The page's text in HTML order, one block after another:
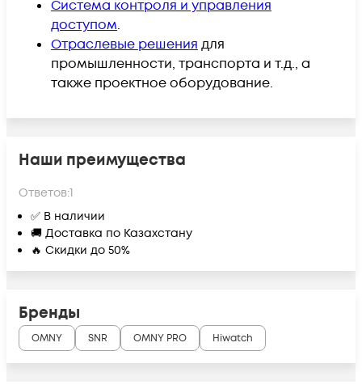
Система контроля и управления
доступом.
Отраслевые решения для
промышленности, транспорта и т.д., а
также проектное оборудование.
Наши преимущества
Ответов:1
✅ В наличии
🚚 Доставка по Казахстану
🔥 Скидки до 50%
Бренды
OMNY SNR OMNY PRO Hiwatch